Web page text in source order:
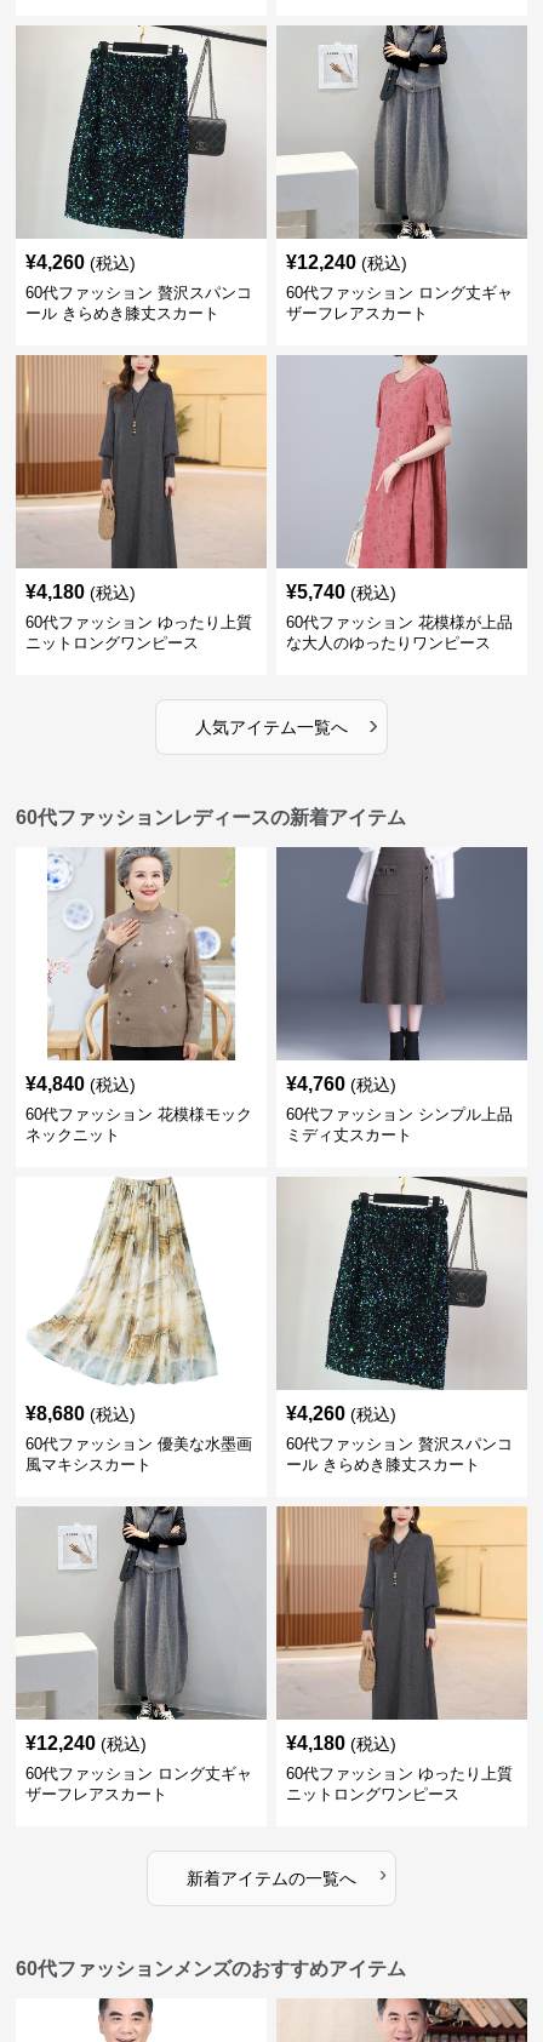
¥4,260 (税込)
60代ファッション 贅沢スパンコ
ール きらめき膝丈スカート
¥12,240 (税込)
60代ファッション ロング丈ギャ
ザーフレアスカート
¥4,180 (税込)
60代ファッション ゆったり上質
ニットロングワンピース
¥5,740 (税込)
60代ファッション 花模様が上品
な大人のゆったりワンピース
人気アイテム一覧へ ›
60代ファッションレディースの新着アイテム
¥4,840 (税込)
60代ファッション 花模様モック
ネックニット
¥4,760 (税込)
60代ファッション シンプル上品
ミディ丈スカート
¥8,680 (税込)
60代ファッション 優美な水墨画
風マキシスカート
¥4,260 (税込)
60代ファッション 贅沢スパンコ
ール きらめき膝丈スカート
¥12,240 (税込)
60代ファッション ロング丈ギャ
ザーフレアスカート
¥4,180 (税込)
60代ファッション ゆったり上質
ニットロングワンピース
新着アイテムの一覧へ ›
60代ファッションメンズのおすすめアイテム